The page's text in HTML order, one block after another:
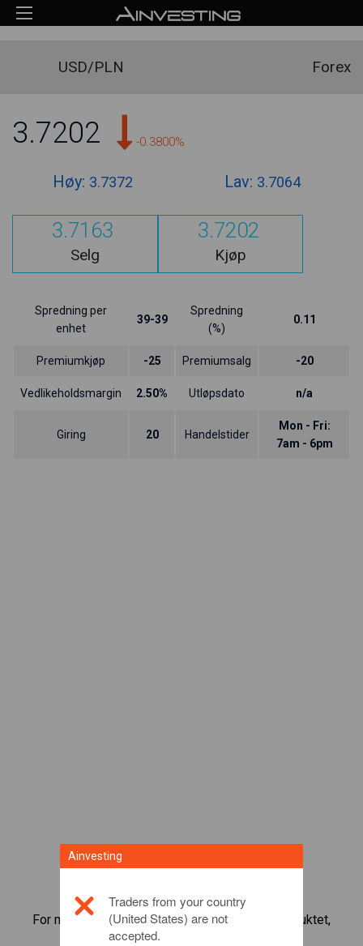
USD/PLN Forex
3.7202 -0.3800%
Høy: 3.7372 Lav: 3.7064
3.7163
Selg
3.7202
Kjøp
Spredning per
enhet
39-39
Spredning
(%)
0.11
Premiumkjøp -25 Premiumsalg -20
Vedlikeholdsmargin 2.50% Utløpsdato n/a
Giring 20 Handelstider
Mon - Fri:
7am - 6pm
For mer informasjon om dette investeringsproduktet,
klikk her
Ainvesting
Traders from your country
(United States) are not
accepted.